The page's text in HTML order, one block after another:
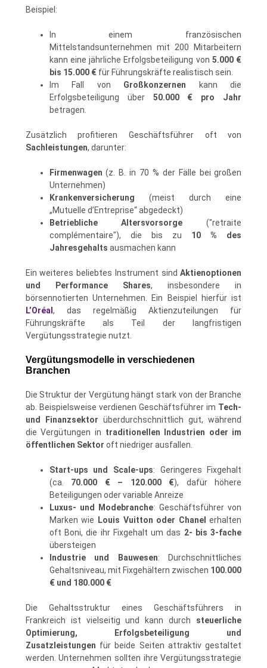
Beispiel:
In einem französischen
Mittelstandsunternehmen mit 200 Mitarbeitern
kann eine jährliche Erfolgsbeteiligung von5.000 €
bis 15.000 €für Führungskräfte realistisch sein.
Im Fall von Großkonzernen kann die
Erfolgsbeteiligung über 50.000 € pro Jahr
betragen.
Zusätzlich profitieren Geschäftsführer oft von
Sachleistungen, darunter:
Firmenwagen (z. B. in 70 % der Fälle bei großen
Unternehmen)
Krankenversicherung (meist durch eine
„Mutuelle d’Entreprise“ abgedeckt)
Betriebliche Altersvorsorge ("retraite
complémentaire"), die bis zu 10 % des
Jahresgehalts ausmachen kann
Ein weiteres beliebtes Instrument sindAktienoptionen
und Performance Shares, insbesondere in
börsennotierten Unternehmen. Ein Beispiel hierfür ist
L’Oréal , das regelmäßig Aktienzuteilungen für
Führungskräfte als Teil der langfristigen
Vergütungsstrategie nutzt.
Vergütungsmodelle in verschiedenen
Branchen
Die Struktur der Vergütung hängt stark von der Branche
ab. Beispielsweise verdienen Geschäftsführer im Tech-
und Finanzsektor überdurchschnittlich gut, während
die Vergütungen in traditionellen Industrien oder im
öffentlichen Sektor oft niedriger ausfallen.
Start-ups und Scale-ups: Geringeres Fixgehalt
(ca. 70.000 € – 120.000 €), dafür höhere
Beteiligungen oder variable Anreize
Luxus- und Modebranche: Geschäftsführer von
Marken wie
Louis Vuitton oder Chanel erhalten
oft Boni, die ihr Fixgehalt um das 2- bis 3-fache
übersteigen
Industrie und Bauwesen: Durchschnittliches
Gehaltsniveau, mit Fixgehältern zwischen 100.000
€ und 180.000 €
Die Gehaltsstruktur eines Geschäftsführers in
Frankreich ist vielseitig und kann durch steuerliche
Optimierung, Erfolgsbeteiligung und
Zusatzleistungen für beide Seiten attraktiv gestaltet
werden. Unternehmen sollten ihre Vergütungsstrategie